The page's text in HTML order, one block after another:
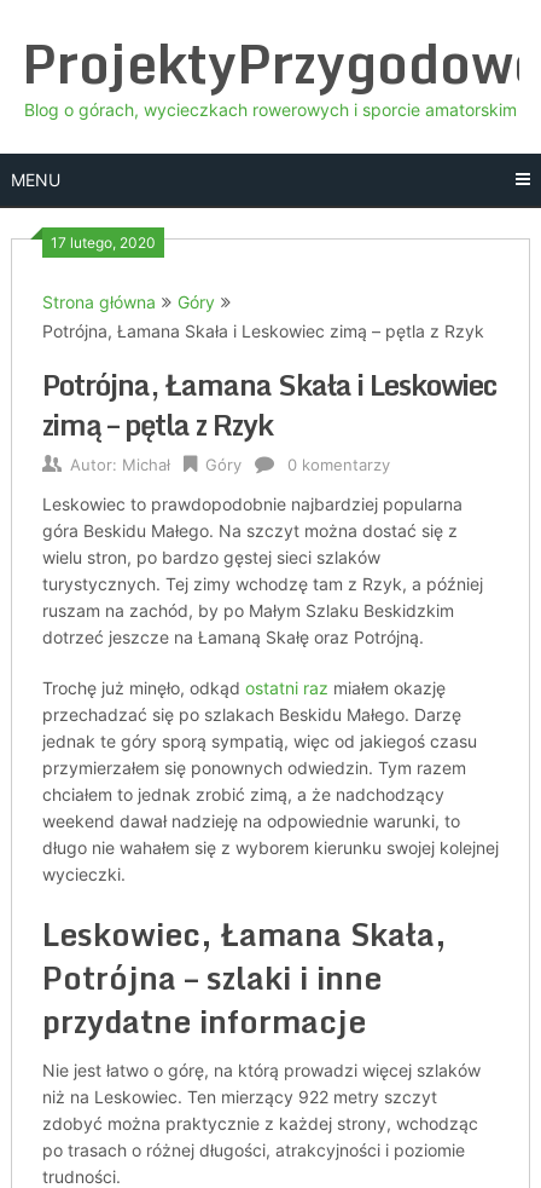
content
Blog o górach, wycieczkach rowerowych i sporcie amatorskim
MENU
17 lutego, 2020
Strona główna
Góry
Potrójna, Łamana Skała i Leskowiec zimą – pętla z Rzyk
Potrójna, Łamana Skała i Leskowiec
zimą – pętla z Rzyk
Autor: Michał Góry 0 komentarzy
Leskowiec to prawdopodobnie najbardziej popularna
góra Beskidu Małego. Na szczyt można dostać się z
wielu stron, po bardzo gęstej sieci szlaków
turystycznych. Tej zimy wchodzę tam z Rzyk, a później
ruszam na zachód, by po Małym Szlaku Beskidzkim
dotrzeć jeszcze na Łamaną Skałę oraz Potrójną.
Trochę już minęło, odkąd ostatni raz miałem okazję
przechadzać się po szlakach Beskidu Małego. Darzę
jednak te góry sporą sympatią, więc od jakiegoś czasu
przymierzałem się ponownych odwiedzin. Tym razem
chciałem to jednak zrobić zimą, a że nadchodzący
weekend dawał nadzieję na odpowiednie warunki, to
długo nie wahałem się z wyborem kierunku swojej kolejnej
wycieczki.
Leskowiec, Łamana Skała,
Potrójna – szlaki i inne
przydatne informacje
Nie jest łatwo o górę, na którą prowadzi więcej szlaków
niż na Leskowiec. Ten mierzący 922 metry szczyt
zdobyć można praktycznie z każdej strony, wchodząc
po trasach o różnej długości, atrakcyjności i poziomie
trudności.